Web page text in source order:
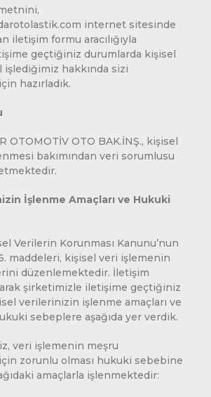
internet sitesinde
iletişim formu aracılığıyla
geçtiğiniz durumlarda kişisel
işlediğimiz hakkında sizi
hazırladık.
OTOMOTİV OTO BAK.İNŞ., kişisel
bakımından veri sorumlusu
İşlenme Amaçları ve Hukuki
Verilerin Korunması Kanunu’nun
maddeleri, kişisel veri işlemenin
düzenlemektedir. İletişim
şirketimizle iletişime geçtiğiniz
verilerinizin işlenme amaçları ve
sebeplere aşağıda yer verdik.
veri işlemenin meşru
zorunlu olması hukuki sebebine
amaçlarla işlenmektedir: